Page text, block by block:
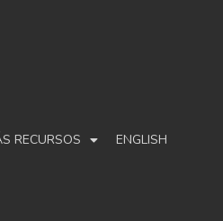
RECURSOS ENGLISH